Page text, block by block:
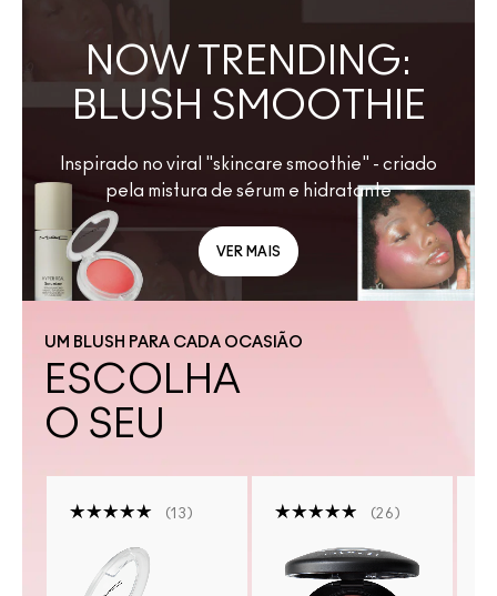
NOW TRENDING:
BLUSH SMOOTHIE
Inspirado no viral "skincare smoothie" - criado
pela mistura de sérum e hidratante
VER MAIS
UM BLUSH PARA CADA OCASIÃO
ESCOLHA
O SEU
13 26